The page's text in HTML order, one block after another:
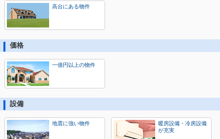
高台にある物件
価格
一億円以上の物件
設備
地震に強い物件
暖房設備・冷房設備
が充実